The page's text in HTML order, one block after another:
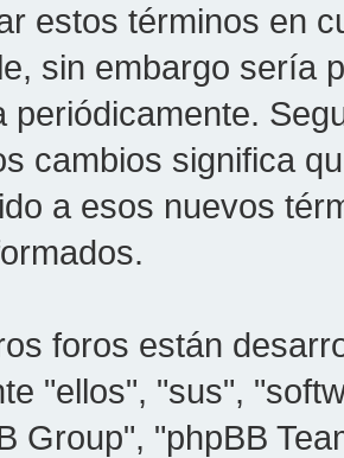
estos términos en
sin embargo sería
periódicamente.
cambios significa
a esos nuevos
foros están
"ellos", "sus",
Group", "phpBB